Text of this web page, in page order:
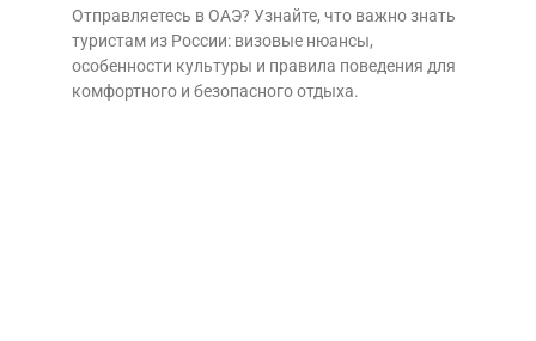
Отправляетесь в ОАЭ? Узнайте, что важно знать
туристам из России: визовые нюансы,
особенности культуры и правила поведения для
комфортного и безопасного отдыха.